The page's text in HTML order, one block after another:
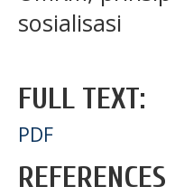
sosialisasi
FULL TEXT:
PDF
REFERENCES